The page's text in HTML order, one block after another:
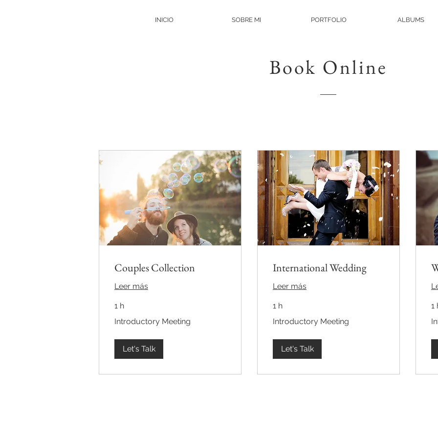
INICIO SOBRE MI PORTFOLIO ALBUMS
Book Online
Couples Collection
Leer más
1 h
Meeting
Introductory Meeting
Let's Talk
International Wedding
Leer más
1 h
Meeting
Introductory Meeting
Let's Talk
1